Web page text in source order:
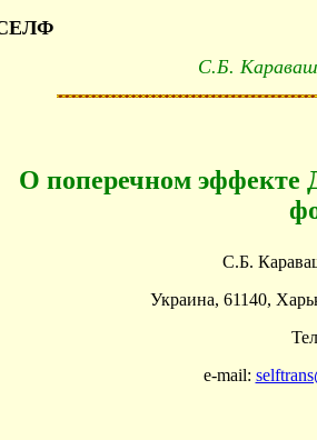
С.Б.
О поперечном эффекте
С.Б.
Украина, 61140,
e-mail: